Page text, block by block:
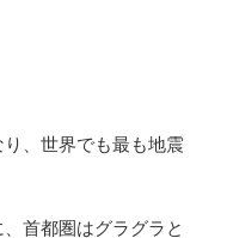
、世界でも最も地震
首都圏はグラグラと